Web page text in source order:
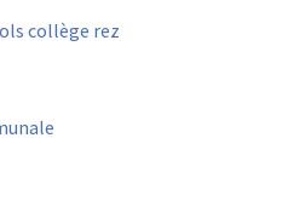
collège rez